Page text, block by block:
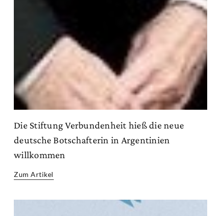
Die Stiftung Verbundenheit hieß die neue
deutsche Botschafterin in Argentinien
willkommen
Zum Artikel